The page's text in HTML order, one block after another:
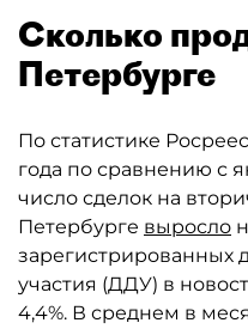
Сколько
Петербурге
По статистике
года по сравнению с
число сделок на
Петербурге выросло
зарегистрированных
участия (ДДУ) в
4,4%. В среднем в